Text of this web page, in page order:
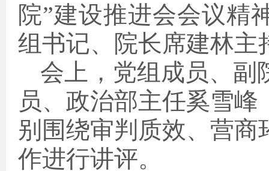
院”建设推进会会议精
组书记、院长席建林主
会上，党组成员、副
员、政治部主任奚雪
别围绕审判质效、 营商
作进行讲评。